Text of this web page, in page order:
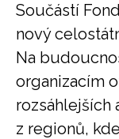
Součástí
nový
Na
organizacím
rozsáhlejších
z regionů,